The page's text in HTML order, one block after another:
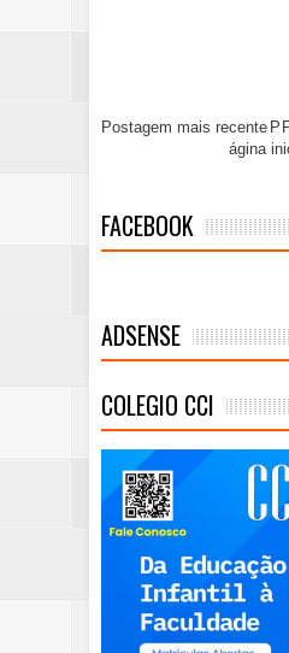
Postagem mais recente P
ágina
FACEBOOK
ADSENSE
COLEGIO CCI